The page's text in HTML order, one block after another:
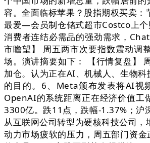
容。全面临标苹果？股指期权买卖
最爱—会员制仓储式超市Costco上
消费者连结必需品的强劲需求，
市瞻望】 周五两市次要指数震动调
场。演讲摘要如下： 【行情复盘】
加仓。认为正在AI、机械人、生物
的目的。6、Meta颁布发表将AI视
OpenAI的系统距离正在经济价值工
3300亿。跌11点，跌幅-1.37%；沪
从互联网公司转型为硬核科技公司
动力市场疲软的压力，周五部门资